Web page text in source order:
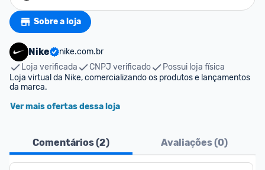
Sobre a loja
Nike
nike.com.br
Loja verificada
CNPJ verificado
Possui loja física
Loja virtual da Nike, comercializando os produtos e lançamentos
da marca.
Ver mais ofertas dessa loja
Comentários (2) Avaliações (0)